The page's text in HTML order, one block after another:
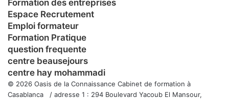
Formation des entreprises
Espace Recrutement
Emploi formateur
Formation Pratique
question frequente
centre beausejours
centre hay mohammadi
© 2026 Oasis de la Connaissance Cabinet de formation à
Casablanca / adresse 1 : 294 Boulevard Yacoub El Mansour,